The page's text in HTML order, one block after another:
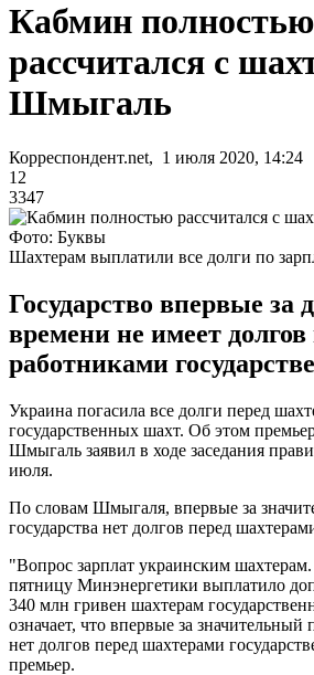
Кабмин полностью
рассчитался с
Шмыгаль
Корреспондент.net, 1 июля 2020, 14:24
12
3347
Фото: Буквы
Шахтерам выплатили все долги по
Государство впервые за
времени не имеет долгов
работниками
Украина погасила все долги перед
государственных шахт. Об этом
Шмыгаль заявил в ходе заседания
июля.
По словам Шмыгаля, впервые за
государства нет долгов перед
"Вопрос зарплат украинским
пятницу Минэнергетики выплатило
340 млн гривен шахтерам
означает, что впервые за значительный
нет долгов перед шахтерами
премьер.